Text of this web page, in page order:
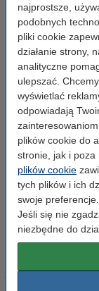
najprostsze,
podobnych
pliki cookie
działanie strony,
analityczne
ulepszać.
wyświetlać
odpowiadają
plików cookie do
stronie, jak i poza
plików cookie
tych plików i ich
swoje
Jeśli się nie
niezbędne do
Typ:
Wersja:
Marka:
OEM:
Numer artykułu:
Numer:
Wskazówka:
Papier
(5 ryz)
110,00